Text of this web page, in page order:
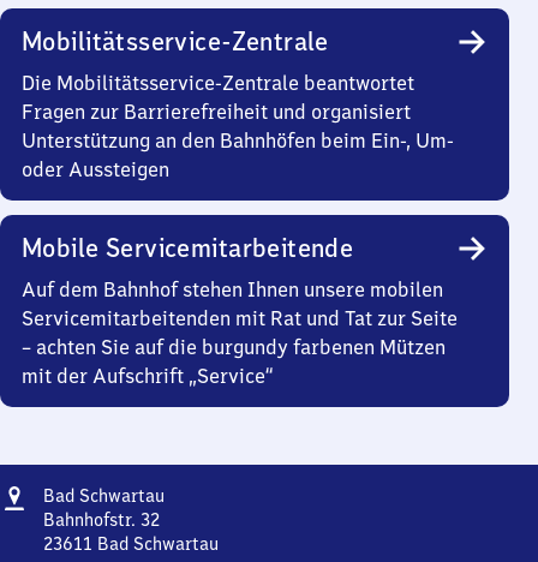
Mobilitätsservice-Zentrale
Die Mobilitätsservice-Zentrale beantwortet
Fragen zur Barrierefreiheit und organisiert
Unterstützung an den Bahnhöfen beim Ein-, Um-
oder Aussteigen
Mobile Servicemitarbeitende
Auf dem Bahnhof stehen Ihnen unsere mobilen
Servicemitarbeitenden mit Rat und Tat zur Seite
– achten Sie auf die burgundy farbenen Mützen
mit der Aufschrift „Service“
Adresse
Bad Schwartau
Schwartau
Bahnhofstr. 32
23611 Bad Schwartau